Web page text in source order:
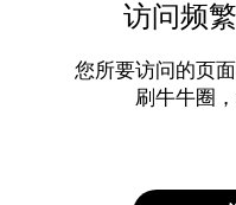
访问频
您所要访问的页
刷牛牛圈